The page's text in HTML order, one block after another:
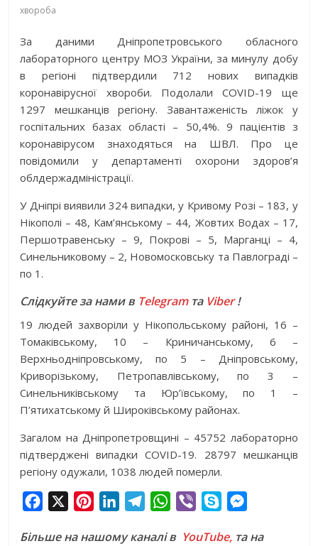
хвороба
За даними Дніпропетровського обласного
лабораторного центру МОЗ України, за минулу добу
в регіоні підтвердили 712 нових випадків
коронавірусної хвороби. Подолали COVID-19 ще
1297 мешканців регіону. Завантаженість ліжок у
госпітальних базах області – 50,4%. 9 пацієнтів з
коронавірусом знаходяться на ШВЛ. Про це
повідомили у департаменті охорони здоров’я
облдержадміністрації.
У Дніпрі виявили 324 випадки, у Кривому Розі – 183, у
Нікополі – 48, Кам’янському – 44, Жовтих Водах – 17,
Першотравенську – 9, Покрові – 5, Марганці – 4,
Синельниковому – 2, Новомосковську та Павлограді –
по 1.
Слідкуйте за нами в Telegramта Viber!
19 людей захворіли у Нікопольському районі, 16 –
Томаківському, 10 – Криничанському, 6 –
Верхньодніпровському, по 5 – Дніпровському,
Криворізькому, Петропавлівському, по 3 –
Синельниківському та Юр’ївському, по 1 –
П’ятихатському й Широківському районах.
Загалом на Дніпропетровщині – 45752 лабораторно
підтверджені випадки COVID-19. 28797 мешканців
регіону одужали, 1038 людей померли.
c
n
n
l
W
a
b
y
s
Більше на нашому каналі в YouTube, та на